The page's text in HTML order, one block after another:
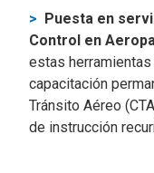
Puesta en
Control en
estas
capacitación
Tránsito Aéreo
de instrucción